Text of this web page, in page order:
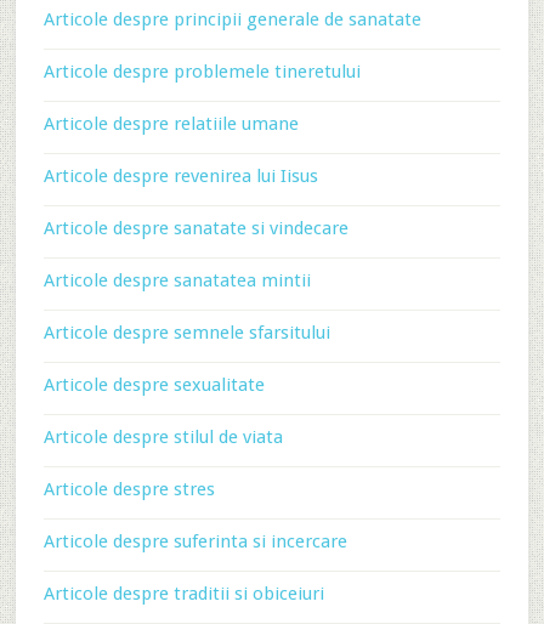
Articole despre principii generale de sanatate
Articole despre problemele tineretului
Articole despre relatiile umane
Articole despre revenirea lui Iisus
Articole despre sanatate si vindecare
Articole despre sanatatea mintii
Articole despre semnele sfarsitului
Articole despre sexualitate
Articole despre stilul de viata
Articole despre stres
Articole despre suferinta si incercare
Articole despre traditii si obiceiuri